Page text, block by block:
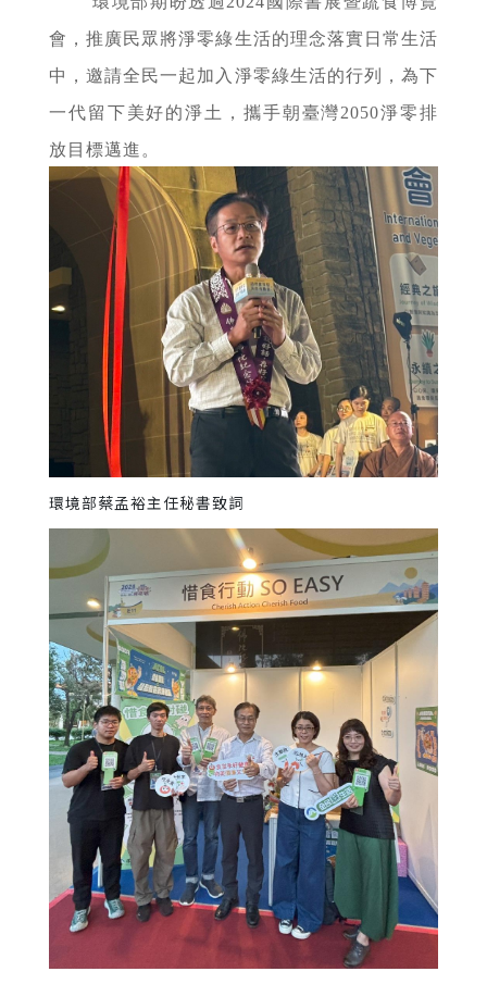
會，推廣民眾將淨零綠生活的理念落實日常生活
中，邀請全民一起加入淨零綠生活的行列，為下
一代留下美好的淨土，攜手朝臺灣2050淨零排
放目標邁進。
環境部蔡孟裕主任秘書致詞